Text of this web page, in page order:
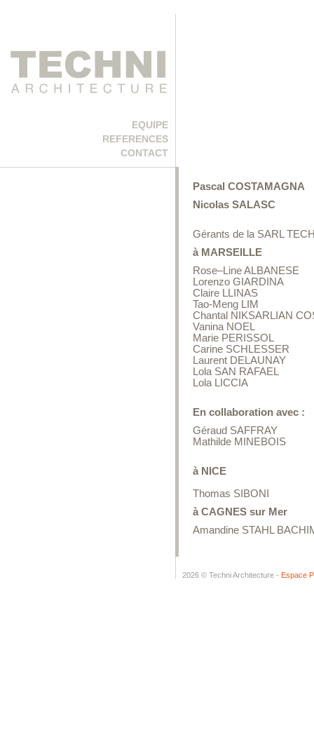
EQUIPE
REFERENCES
CONTACT
Pascal COSTAMAGNA
Nicolas SALASC
Gérants de la SARL
à MARSEILLE
Rose–Line ALBANESE
Lorenzo GIARDINA
Claire LLINAS
Tao-Meng LIM
Chantal NIKSARLIAN
Vanina NOEL
Marie PERISSOL
Carine SCHLESSER
Laurent DELAUNAY
Lola SAN RAFAEL
Lola LICCIA
En collaboration avec :
Géraud SAFFRAY
Mathilde MINEBOIS
à NICE
Thomas SIBONI
à CAGNES sur Mer
Amandine STAHL
2026 © Techni Architecture - Espace